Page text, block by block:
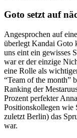
Goto setzt auf
Angesprochen auf
überlegt Kandai Goto
uns eint ein gewisses
war er der einzige
eine Rolle als
“Team of the month”
Ranking der
Prozent perfekter
Positionskollegen wie
zuletzt Berlin) das
war.